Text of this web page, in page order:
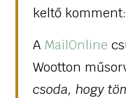
keltő komment:
A MailOnline
Wootton
csoda, hogy